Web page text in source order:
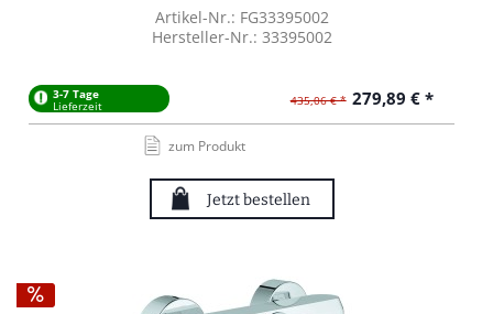
Artikel-Nr.: FG33395002
Hersteller-Nr.: 33395002
3-7 Tage
Lieferzeit 435,06 € * 279,89 € *
zum Produkt
Jetzt bestellen